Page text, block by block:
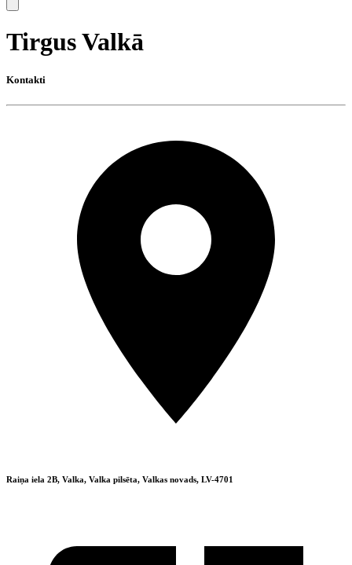
Tirgus Valkā
Kontakti
Raiņa iela 2B, Valka, Valka pilsēta, Valkas novads, LV-4701